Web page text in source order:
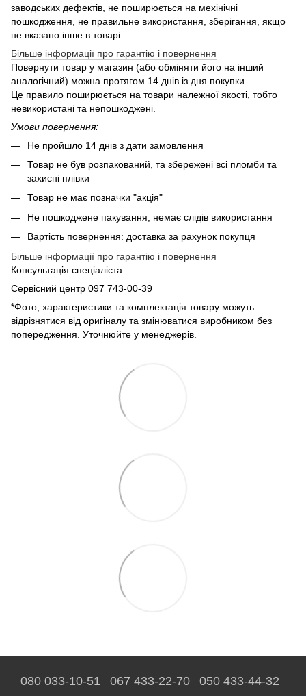
заводських дефектів, не поширюється на мехінічні
пошкодження, не правильне використання, зберігання, якщо
не вказано інше в товарі.
Більше інформації про гарантію і повернення
Повернути товар у магазин (або обміняти його на інший
аналогічний) можна протягом 14 днів із дня покупки.
Це правило поширюється на товари належної якості, тобто
невикористані та непошкоджені.
Умови повернення:
Не пройшло 14 днів з дати замовлення
Товар не був розпакований, та збережені всі пломби та
захисні плівки
Товар не має позначки "акція"
Не пошкоджене пакування, немає слідів використання
Вартість повернення: доставка за рахунок покупця
Більше інформації про гарантію і повернення
Консультація спеціаліста
Сервісний центр 097 743-00-39
*Фото, характеристики та комплектація товару можуть
відрізнятися від оригіналу та змінюватися виробником без
попередження. Уточнюйте у менеджерів.
080 033-10-51 067 433-22-70 050 433-44-32